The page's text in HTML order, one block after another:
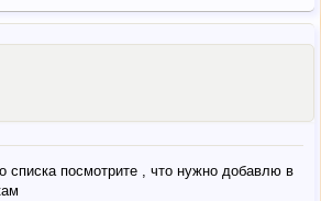
списка посмотрите , что нужно добавлю в